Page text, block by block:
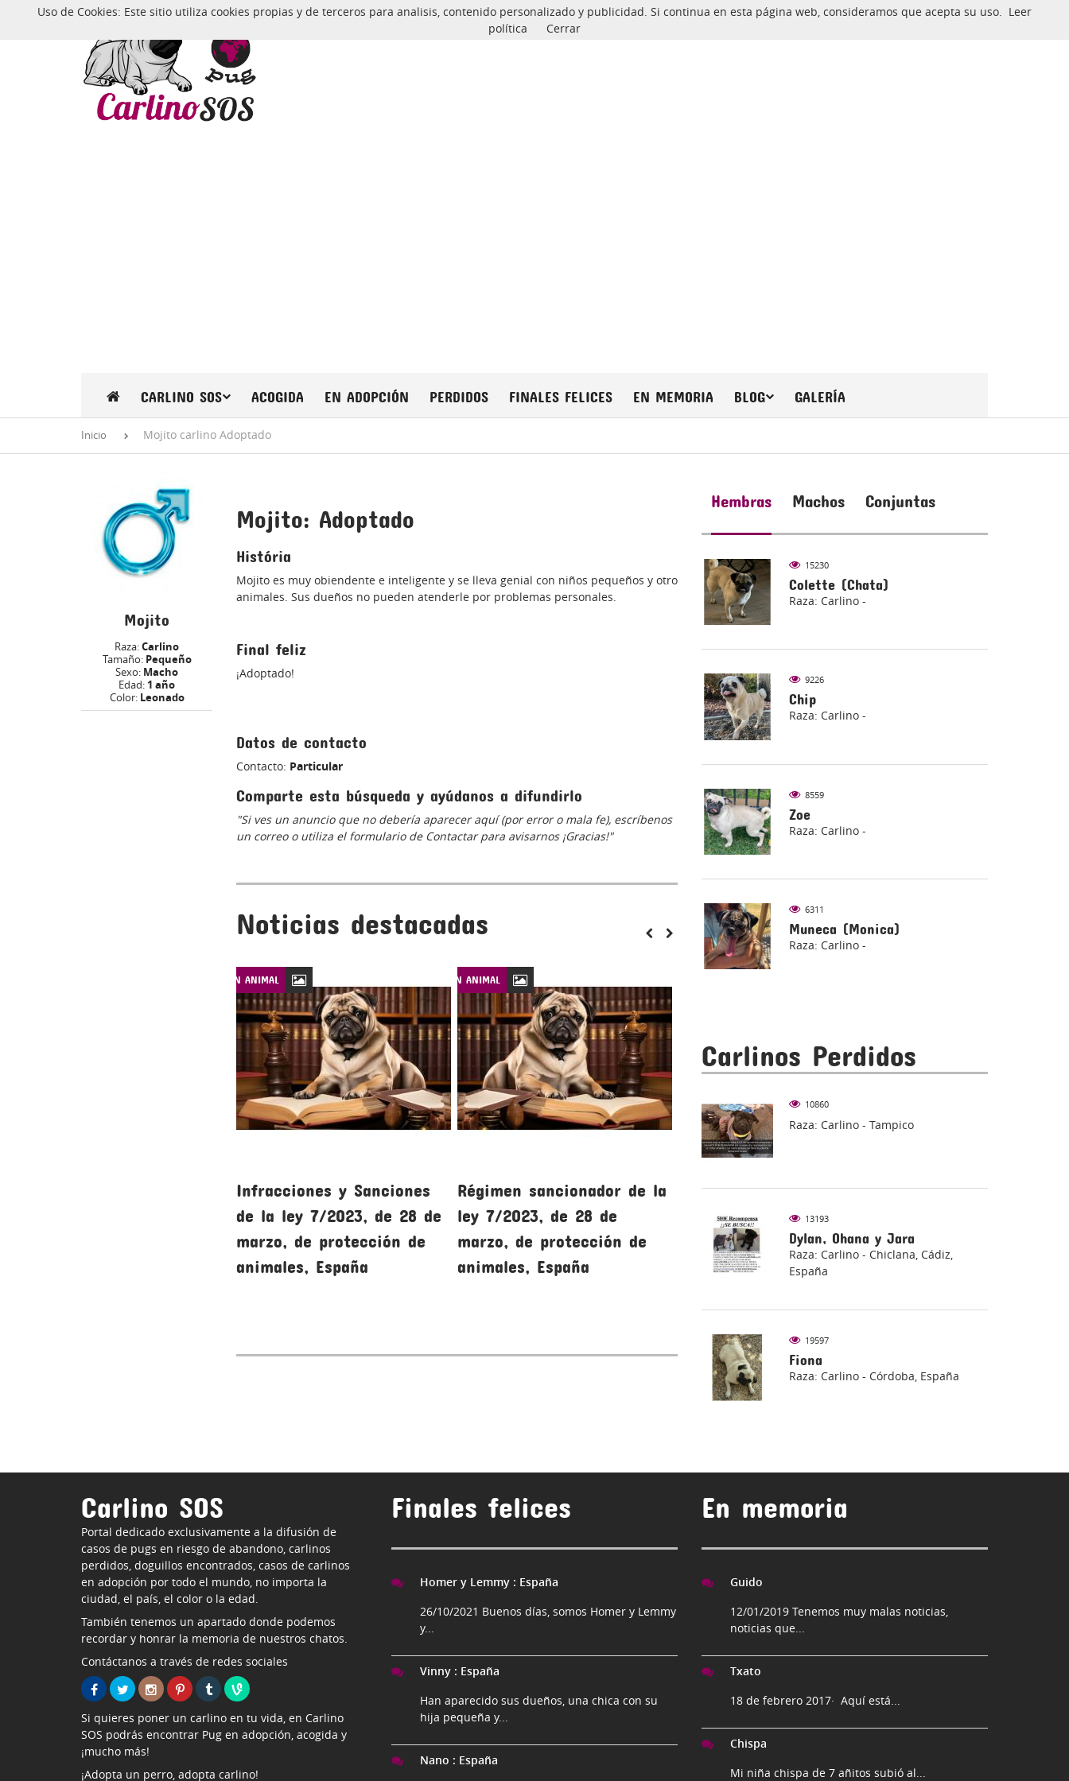
CARLINO SOS ACOGIDA EN ADOPCIÓN PERDIDOS FINALES FELICES EN MEMORIA BLOG GALERÍA
Inicio Mojito carlino Adoptado
Mojito
Raza:Carlino
Tamaño: Pequeño
Sexo: Macho
Edad: 1 año
Color: Leonado
Mojito: Adoptado
História
Mojito es muy obiendente e inteligente y se lleva genial con niños pequeños y otro
animales. Sus dueños no pueden atenderle por problemas personales.
Final feliz
¡Adoptado!
Datos de contacto
Contacto: Particular
Comparte esta búsqueda y ayúdanos a difundirlo
"Si ves un anuncio que no debería aparecer aquí (por error o mala fe), escríbenos
un correo o utiliza el formulario de Contactar para avisarnos ¡Gracias!"
Noticias destacadas
LEYES DE PROTECCIÓN ANIMAL
Infracciones y Sanciones
de la ley 7/2023, de 28 de
marzo, de protección de
animales, España
LEYES DE PROTECCIÓN ANIMAL
Régimen sancionador de la
ley 7/2023, de 28 de
marzo, de protección de
animales, España
Inspección y vigilancia de
la ley 7/2023, de 28 de
marzo, de protección de
animales, España
Empleo de animales
festivas de la ley 7/
de 28 de marzo, de
España
Hembras Machos Conjuntas
15230
Colette (Chata)
Raza: Carlino -
9226
Chip
Raza: Carlino -
8559
Zoe
Raza: Carlino -
6311
Muneca (Monica)
Raza: Carlino -
Carlinos Perdidos
10860
Raza: Carlino - Tampico
13193
Dylan, Ohana y Jara
Raza: Carlino - Chiclana, Cádiz,
España
19597
Fiona
Raza: Carlino - Córdoba, España
Carlino SOS
Portal dedicado exclusivamente a la difusión de
casos de pugs en riesgo de abandono, carlinos
perdidos, doguillos encontrados, casos de carlinos
en adopción por todo el mundo, no importa la
ciudad, el país, el color o la edad.
También tenemos un apartado donde podemos
recordar y honrar la memoria de nuestros chatos.
Contáctanos a través de redes sociales
Si quieres poner un carlino en tu vida, en Carlino
SOS podrás encontrar Pug en adopción, acogida y
¡mucho más!
¡Adopta un perro, adopta carlino!
Finales felices
Homer y Lemmy : España
26/10/2021 Buenos días, somos Homer y Lemmy
y...
Vinny : España
Han aparecido sus dueños, una chica con su
hija pequeña y...
Nano : España
En memoria
Guido
12/01/2019 Tenemos muy malas noticias,
noticias que...
Txato
18 de febrero 2017· Aquí está...
Chispa
Mi niña chispa de 7 añitos subió al...
Uso de Cookies: Este sitio utiliza cookies propias y de terceros para analisis, contenido personalizado y publicidad. Si continua en esta página web, consideramos que acepta su uso. Leer
política
Cerrar